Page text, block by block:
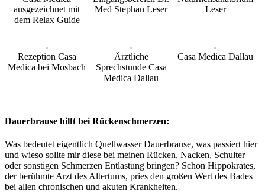
ausgezeichnet mit
dem Relax Guide
Med Stephan Leser
Leser
Rezeption Casa
Medica bei Mosbach
Ärztliche
Sprechstunde Casa
Medica Dallau
Casa Medica Dallau
Dauerbrause hilft bei Rückenschmerzen:
Was bedeutet eigentlich Quellwasser Dauerbrause, was passiert hier
und wieso sollte mir diese bei meinen Rücken, Nacken, Schulter
oder sonstigen Schmerzen Entlastung bringen? Schon Hippokrates,
der berühmte Arzt des Altertums, pries den großen Wert des Bades
bei allen chronischen und akuten Krankheiten.